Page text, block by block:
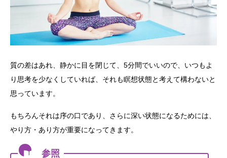
質の差はあれ、静かに目を閉じて、5分間でいいので、いつもよ
り思考を少なくしていれば、それも瞑想状態と考えて構わないと
思っています。
もちろんそれは序の口であり、さらに深い状態になるためには、
やり方・あり方が重要になってきます。